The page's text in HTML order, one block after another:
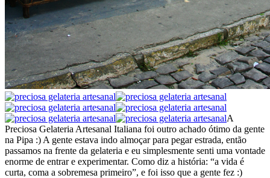
A
Preciosa Gelateria Artesanal Italiana foi outro achado ótimo da gente
na Pipa :) A gente estava indo almoçar para pegar estrada, então
passamos na frente da gelateria e eu simplesmente senti uma vontade
enorme de entrar e experimentar. Como diz a história: “a vida é
curta, coma a sobremesa primeiro”, e foi isso que a gente fez :)